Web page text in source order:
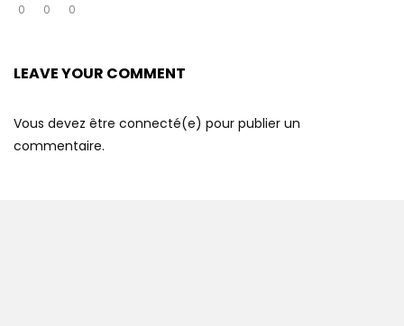
0
0 0
LEAVE YOUR COMMENT
Vous devez être connecté(e) pour publier un
commentaire.